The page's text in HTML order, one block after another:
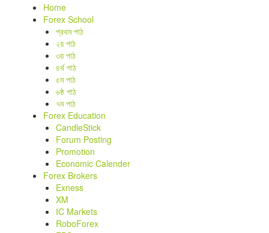
Home
Forex School
প্রথম পাঠ
২য় পাঠ
৩য় পাঠ
৪র্থ পাঠ
৫ম পাঠ
৬ষ্ঠ পাঠ
৭ম পাঠ
Forex Education
CandleStick
Forum Posting
Promotion
Economic Calender
Forex Brokers
Exness
XM
IC Markets
RoboForex